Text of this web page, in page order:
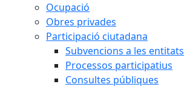
Ocupació
Obres privades
Participació ciutadana
Subvencions a les entitats
Processos participatius
Consultes públiques